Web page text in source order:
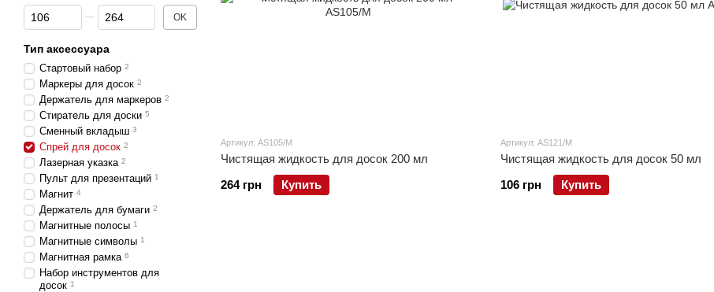
Артикул: AS105/M
Чистящая жидкость для досок 200 мл
264 грн
Купить
Артикул: AS121/M
Чистящая жидкость для досок 50 мл
106 грн
Купить
От Цена, грн
До Цена, грн OK
Тип аксессуара
Стартовый набор 2
Маркеры для досок 2
Держатель для маркеров 2
Стиратель для доски 5
Сменный вкладыш 3
Спрей для досок 2
Лазерная указка 2
Пульт для презентаций 1
Магнит 4
Держатель для бумаги 2
Магнитные полосы 1
Магнитные символы 1
Магнитная рамка 6
Набор инструментов для
досок 1